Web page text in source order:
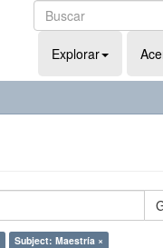
Explorar
Subject: Maestría ×